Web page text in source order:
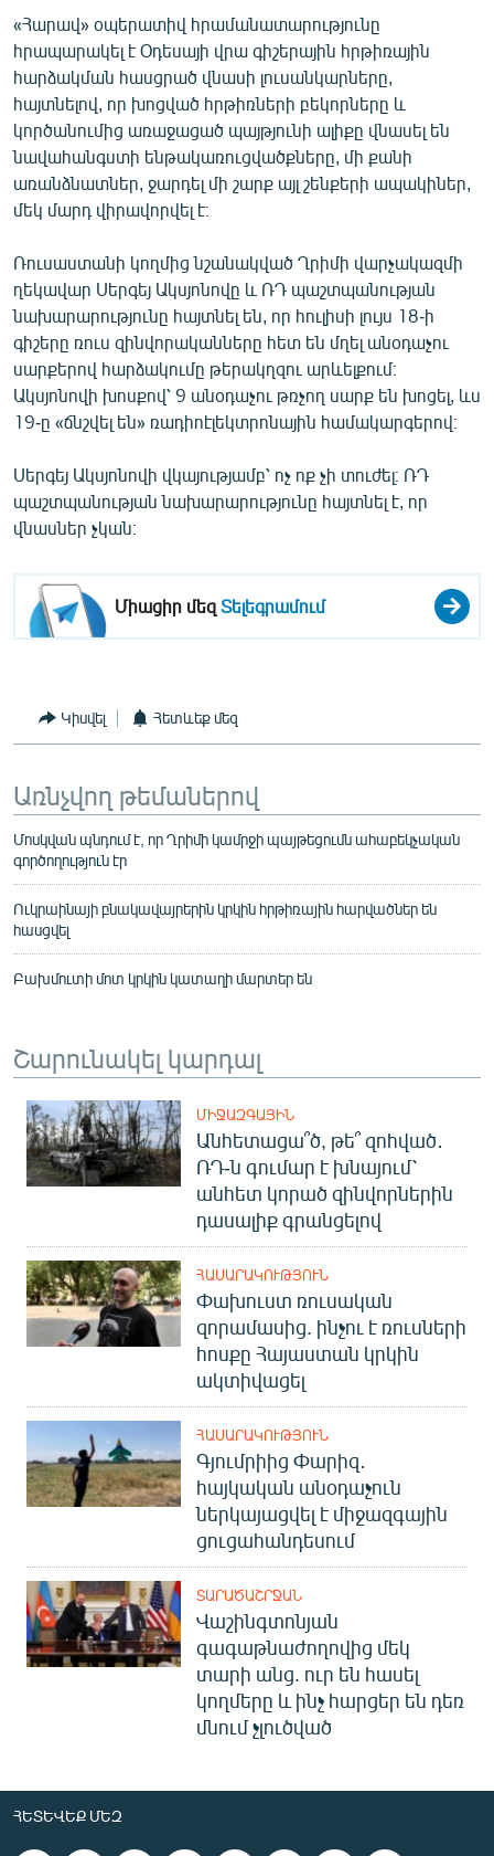
«Ազատության» բոլոր կայքերը
«Հարավ» օպերատիվ հրամանատարությունը
հրապարակել է Օդեսայի վրա գիշերային հրթիռային
հարձակման հասցրած վնասի լուսանկարները,
հայտնելով, որ խոցված հրթիռների բեկորները և
կործանումից առաջացած պայթյունի ալիքը վնասել են
նավահանգստի ենթակառուցվածքները, մի քանի
առանձնատներ, ջարդել մի շարք այլ շենքերի ապակիներ,
մեկ մարդ վիրավորվել է։
Ռուսաստանի կողմից նշանակված Ղրիմի վարչակազմի
ղեկավար Սերգեյ Ակսյոնովը և ՌԴ պաշտպանության
նախարարությունը հայտնել են, որ հուլիսի լույս 18-ի
գիշերը ռուս զինվորականները հետ են մղել անօդաչու
սարքերով հարձակումը թերակղզու արևելքում։
Ակսյոնովի խոսքով՝ 9 անօդաչու թռչող սարք են խոցել, ևս
19-ը «ճնշվել են» ռադիոէլեկտրոնային համակարգերով։
Սերգեյ Ակսյոնովի վկայությամբ՝ ոչ ոք չի տուժել։ ՌԴ
պաշտպանության նախարարությունը հայտնել է, որ
վնասներ չկան։
Միացիր մեզՏելեգրամում
Կիսվել Հետևեք մեզ
Առնչվող թեմաներով
Մոսկվան պնդում է, որ Ղրիմի կամրջի պայթեցումն ահաբեկչական
գործողություն էր
Ուկրաինայի բնակավայրերին կրկին հրթիռային հարվածներ են
հասցվել
Բախմուտի մոտ կրկին կատաղի մարտեր են
Շարունակել կարդալ
ՄԻՋԱԶԳԱՅԻՆ
Անհետացա՞ծ, թե՞ զոհված․
ՌԴ-ն գումար է խնայում՝
անհետ կորած զինվորներին
դասալիք գրանցելով
ՀԱՍԱՐԱԿՈՒԹՅՈՒՆ
Փախուստ ռուսական
զորամասից. ինչու է ռուսների
հոսքը Հայաստան կրկին
ակտիվացել
ՀԱՍԱՐԱԿՈՒԹՅՈՒՆ
Գյումրիից Փարիզ․
հայկական անօդաչուն
ներկայացվել է միջազգային
ցուցահանդեսում
ՏԱՐԱԾԱՇՐՋԱՆ
Վաշինգտոնյան
գագաթնաժողովից մեկ
տարի անց. ուր են հասել
կողմերը և ինչ հարցեր են դեռ
մնում չլուծված
ՀԵՏԵՎԵՔ ՄԵԶ